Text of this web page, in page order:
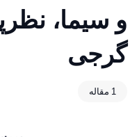
و سیما،
گرجی
1 مقاله